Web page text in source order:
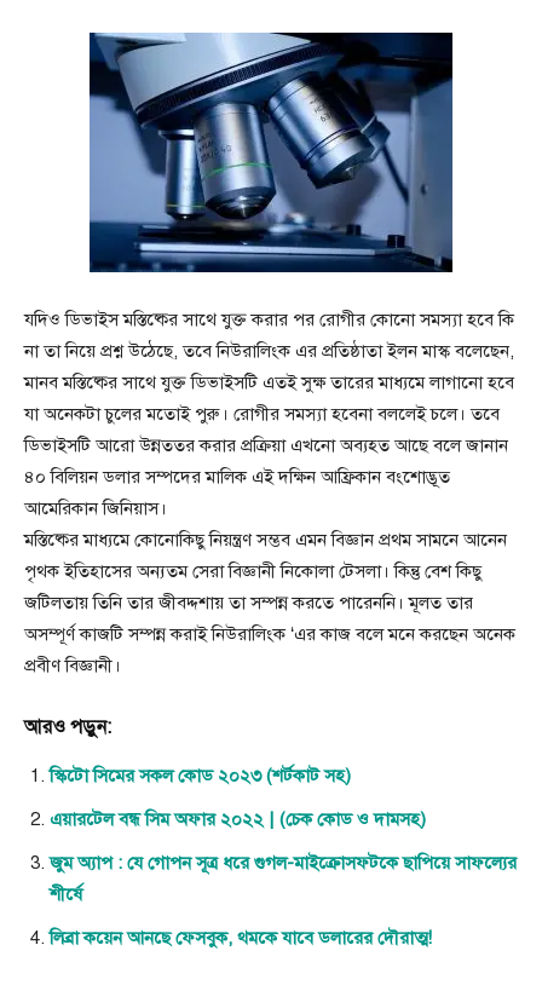
যদিও ডিভাইস মস্তিষ্কের সাথে যুক্ত করার পর রোগীর কোনো সমস্যা হবে কি
না তা নিয়ে প্রশ্ন উঠেছে, তবে নিউরালিংক এর প্রতিষ্ঠাতা ইলন মাস্ক বলেছেন,
মানব মস্তিষ্কের সাথে যুক্ত ডিভাইসটি এতই সুক্ষ তারের মাধ্যমে লাগানো হবে
যা অনেকটা চুলের মতোই পুরু। রোগীর সমস্যা হবেনা বললেই চলে। তবে
ডিভাইসটি আরো উন্নততর করার প্রক্রিয়া এখনো অব্যহত আছে বলে জানান
৪০ বিলিয়ন ডলার সম্পদের মালিক এই দক্ষিন আফ্রিকান বংশোদ্ভূত
আমেরিকান জিনিয়াস।
মস্তিষ্কের মাধ্যমে কোনোকিছু নিয়ন্ত্রণ সম্ভব এমন বিজ্ঞান প্রথম সামনে আনেন
পৃথক ইতিহাসের অন্যতম সেরা বিজ্ঞানী নিকোলা টেসলা। কিন্তু বেশ কিছু
জটিলতায় তিনি তার জীবদ্দশায় তা সম্পন্ন করতে পারেননি। মূলত তার
অসম্পূর্ণ কাজটি সম্পন্ন করাই নিউরালিংক ‘এর কাজ বলে মনে করছেন অনেক
প্রবীণ বিজ্ঞানী।
আরও পড়ুন:
স্কিটো সিমের সকল কোড ২০২৩ (শর্টকাট সহ)
এয়ারটেল বন্ধ সিম অফার ২০২২ | (চেক কোড ও দামসহ)
জুম অ্যাপ : যে গোপন সূত্র ধরে গুগল-মাইক্রোসফটকে ছাপিয়ে সাফল্যের
শীর্ষে
লিব্রা কয়েন আনছে ফেসবুক, থমকে যাবে ডলারের দৌরাত্ম!